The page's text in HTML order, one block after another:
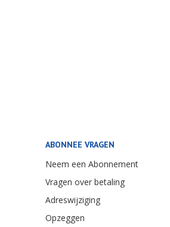
ABONNEE VRAGEN
Neem een Abonnement
Vragen over betaling
Adreswijziging
Opzeggen